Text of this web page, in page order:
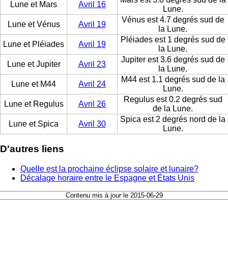
Lune et Mars
Avril 16
Lune.
Lune et Vénus
Avril 19
Vénus est 4.7 degrés sud de
la Lune.
Lune et Pléiades
Avril 19
Pléiades est 1 degrés sud de
la Lune.
Lune et Jupiter
Avril 23
Jupiter est 3.6 degrés sud de
la Lune.
Lune et M44
Avril 24
M44 est 1.1 degrés sud de la
Lune.
Lune et Regulus
Avril 26
Regulus est 0.2 degrés sud
de la Lune.
Lune et Spica
Avril 30
Spica est 2 degrés nord de la
Lune.
D'autres liens
Quelle est la prochaine éclipse solaire et lunaire?
Décalage horaire entre le Espagne et États Unis
Contenu mis à jour le 2015-06-29